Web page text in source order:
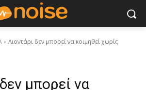
Λιοντάρι δεν μπορεί να κοιμηθεί χωρίς
μπορεί να